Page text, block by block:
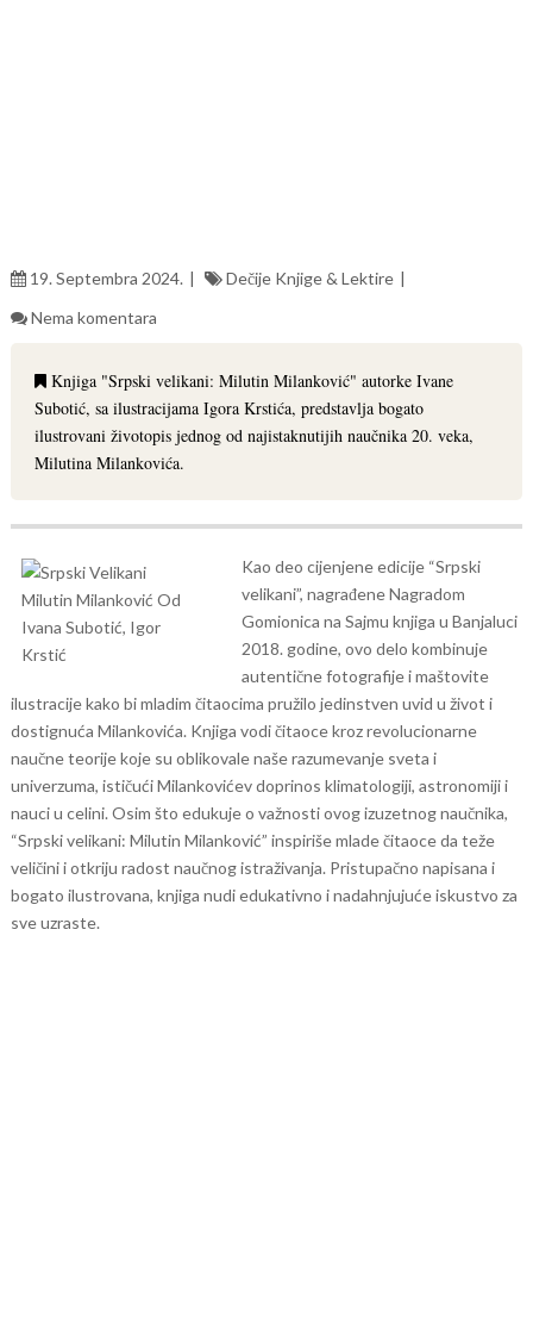
19. Septembra 2024.
Dečije Knjige & Lektire
Nema komentara
Knjiga "Srpski velikani: Milutin Milanković" autorke Ivane
Subotić, sa ilustracijama Igora Krstića, predstavlja bogato
ilustrovani životopis jednog od najistaknutijih naučnika 20. veka,
Milutina Milankovića.
Kao deo cijenjene edicije “Srpski
velikani”, nagrađene Nagradom
Gomionica na Sajmu knjiga u Banjaluci
2018. godine, ovo delo kombinuje
autentične fotografije i maštovite
ilustracije kako bi mladim čitaocima pružilo jedinstven uvid u život i
dostignuća Milankovića. Knjiga vodi čitaoce kroz revolucionarne
naučne teorije koje su oblikovale naše razumevanje sveta i
univerzuma, ističući Milankovićev doprinos klimatologiji, astronomiji i
nauci u celini. Osim što edukuje o važnosti ovog izuzetnog naučnika,
“Srpski velikani: Milutin Milanković” inspiriše mlade čitaoce da teže
veličini i otkriju radost naučnog istraživanja. Pristupačno napisana i
bogato ilustrovana, knjiga nudi edukativno i nadahnjujuće iskustvo za
sve uzraste.